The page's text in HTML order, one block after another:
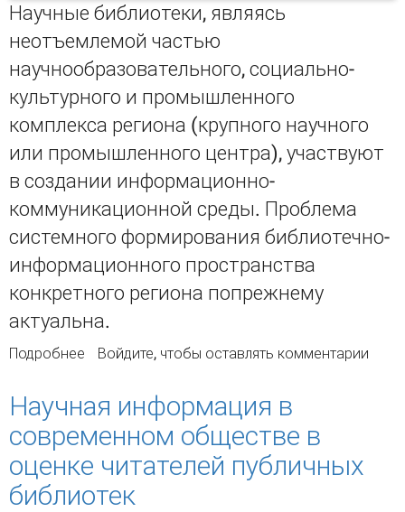
Научные библиотеки, являясь
неотъемлемой частью
научнообразовательного, социально-
культурного и промышленного
комплекса региона (крупного научного
или промышленного центра), участвуют
в создании информационно-
коммуникационной среды. Проблема
системного формирования библиотечно-
информационного пространства
конкретного региона попрежнему
актуальна.
Подробнее о Изучение информационных потребностей
библиотеки крупного промышленного города
для оптимизации её документно-ресурсной
базы
Войдите, чтобы оставлять комментарии
Научная информация в
современном обществе в
оценке читателей публичных
библиотек